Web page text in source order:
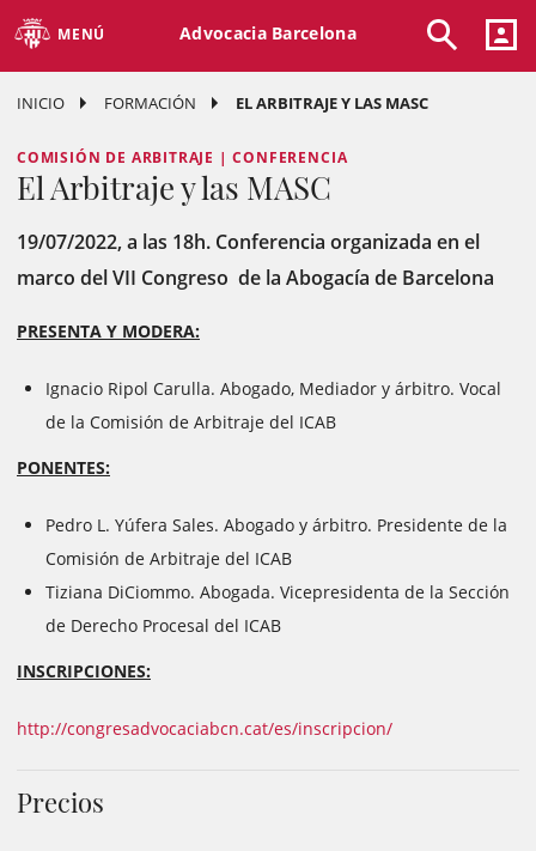
MENÚ Advocacia Barcelona
INICIO FORMACIÓN EL ARBITRAJE Y LAS MASC
COMISIÓN DE ARBITRAJE | CONFERENCIA
El Arbitraje y las MASC
19/07/2022, a las 18h. Conferencia organizada en el
marco del VII Congreso de la Abogacía de Barcelona
PRESENTA Y MODERA:
Ignacio Ripol Carulla. Abogado, Mediador y árbitro. Vocal
de la Comisión de Arbitraje del ICAB
PONENTES:
Pedro L. Yúfera Sales. Abogado y árbitro. Presidente de la
Comisión de Arbitraje del ICAB
Tiziana DiCiommo. Abogada. Vicepresidenta de la Sección
de Derecho Procesal del ICAB
INSCRIPCIONES:
http://congresadvocaciabcn.cat/es/inscripcion/
Precios